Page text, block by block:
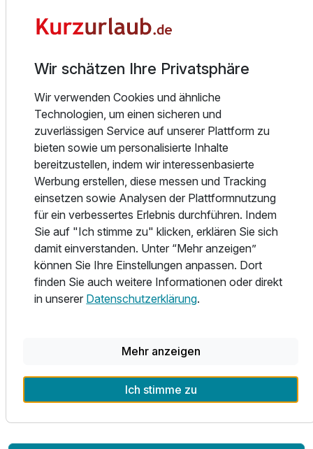
umfasst 3 Einzelzimmer und 19 Doppelzimmer. Eine
Aufbettung zum Dreibettzimmer ist selbstverständlich
zur Verfügung. Alle Räumlichkeiten sind hell und freundlich
Bäder wurden 2015 frisch renoviert.
Sehr gerne heißen wir auch kleine Gäste bei uns
willkommen! Kinder bis 6 Jahre dürfen sogar kostenlos im
Bett der Eltern schlafen.
In unserem Restaurant zaubert der Küchenchef neben
unserem morgendlichen Frühstücksbuffet viele köstliche
Gerichte á la carte. Neben klassischen Gerichten finden Sie
typische Speisen aus Mecklenburg-Vorpommern sowie
eine ansprechende Auswahl für Vegetarier und Veganer
auf der Karte. Bei der Zubereitung verwenden wir
vorzugsweise regionale Produkte. Wir haben Weine aus
unsere Hotelgäste, sondern alle Liebhaber der gepflegten,
nordisch frischen Küche. Im kleinen Rahmen liefern wir
Ihnen auch warme und kalte Speisen nach Hause.
Wir schätzen Ihre Privatsphäre
Wir verwenden Cookies und ähnliche
Technologien, um einen sicheren und
zuverlässigen Service auf unserer Plattform zu
bieten sowie um personalisierte Inhalte
bereitzustellen, indem wir interessenbasierte
Werbung erstellen, diese messen und Tracking
einsetzen sowie Analysen der Plattformnutzung
für ein verbessertes Erlebnis durchführen. Indem
Sie auf "Ich stimme zu" klicken, erklären Sie sich
damit einverstanden. Unter “Mehr anzeigen”
können Sie Ihre Einstellungen anpassen. Dort
finden Sie auch weitere Informationen oder direkt
in unserer Datenschutzerklärung.
Mehr anzeigen
Ich stimme zu